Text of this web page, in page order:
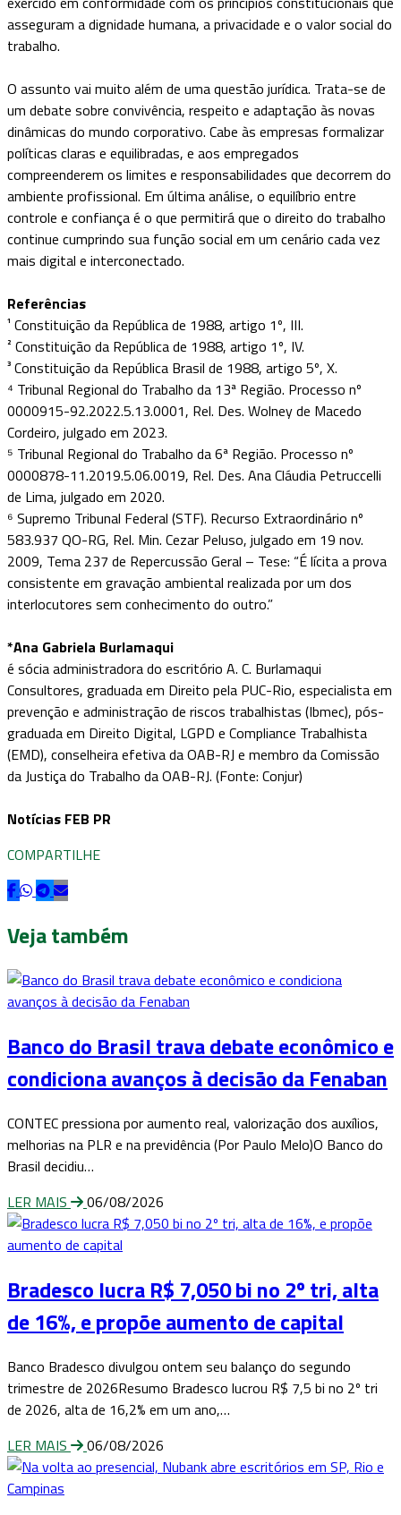
asseguram a dignidade humana, a privacidade e o valor social do
trabalho.
O assunto vai muito além de uma questão jurídica. Trata-se de
um debate sobre convivência, respeito e adaptação às novas
dinâmicas do mundo corporativo. Cabe às empresas formalizar
políticas claras e equilibradas, e aos empregados
compreenderem os limites e responsabilidades que decorrem do
ambiente profissional. Em última análise, o equilíbrio entre
controle e confiança é o que permitirá que o direito do trabalho
continue cumprindo sua função social em um cenário cada vez
mais digital e interconectado.
Referências
¹ Constituição da República de 1988, artigo 1º, III.
² Constituição da República de 1988, artigo 1º, IV.
³ Constituição da República Brasil de 1988, artigo 5º, X.
⁴ Tribunal Regional do Trabalho da 13ª Região. Processo nº
0000915-92.2022.5.13.0001, Rel. Des. Wolney de Macedo
Cordeiro, julgado em 2023.
⁵ Tribunal Regional do Trabalho da 6ª Região. Processo nº
0000878-11.2019.5.06.0019, Rel. Des. Ana Cláudia Petruccelli
de Lima, julgado em 2020.
⁶ Supremo Tribunal Federal (STF). Recurso Extraordinário nº
583.937 QO-RG, Rel. Min. Cezar Peluso, julgado em 19 nov.
2009, Tema 237 de Repercussão Geral – Tese: “É lícita a prova
consistente em gravação ambiental realizada por um dos
interlocutores sem conhecimento do outro.”
*Ana Gabriela Burlamaqui
é sócia administradora do escritório A. C. Burlamaqui
Consultores, graduada em Direito pela PUC-Rio, especialista em
prevenção e administração de riscos trabalhistas (Ibmec), pós-
graduada em Direito Digital, LGPD e Compliance Trabalhista
(EMD), conselheira efetiva da OAB-RJ e membro da Comissão
da Justiça do Trabalho da OAB-RJ. (Fonte: Conjur)
Notícias FEB PR
COMPARTILHE
Veja também
Banco do Brasil trava debate econômico e
condiciona avanços à decisão da Fenaban
CONTEC pressiona por aumento real, valorização dos auxílios,
melhorias na PLR e na previdência (Por Paulo Melo)O Banco do
Brasil decidiu…
LER MAIS
06/08/2026
Bradesco lucra R$ 7,050 bi no 2º tri, alta
de 16%, e propõe aumento de capital
Banco Bradesco divulgou ontem seu balanço do segundo
trimestre de 2026Resumo Bradesco lucrou R$ 7,5 bi no 2º tri
de 2026, alta de 16,2% em um ano,…
LER MAIS
06/08/2026